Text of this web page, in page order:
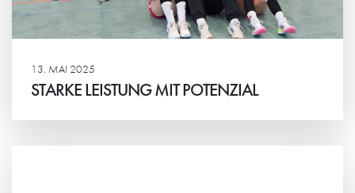
13. MAI 2025
STARKE LEISTUNG MIT POTENZIAL